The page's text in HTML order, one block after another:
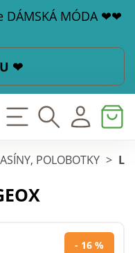
DÁMSKÁ MÓDA ❤❤
❤
POLOBOTKY >
- 16 %